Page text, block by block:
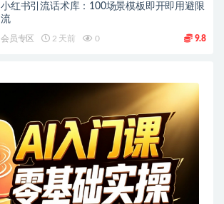
小红书引流话术库：100场景模板即开即用避限
流
会员专区 2 天前 0 9.8